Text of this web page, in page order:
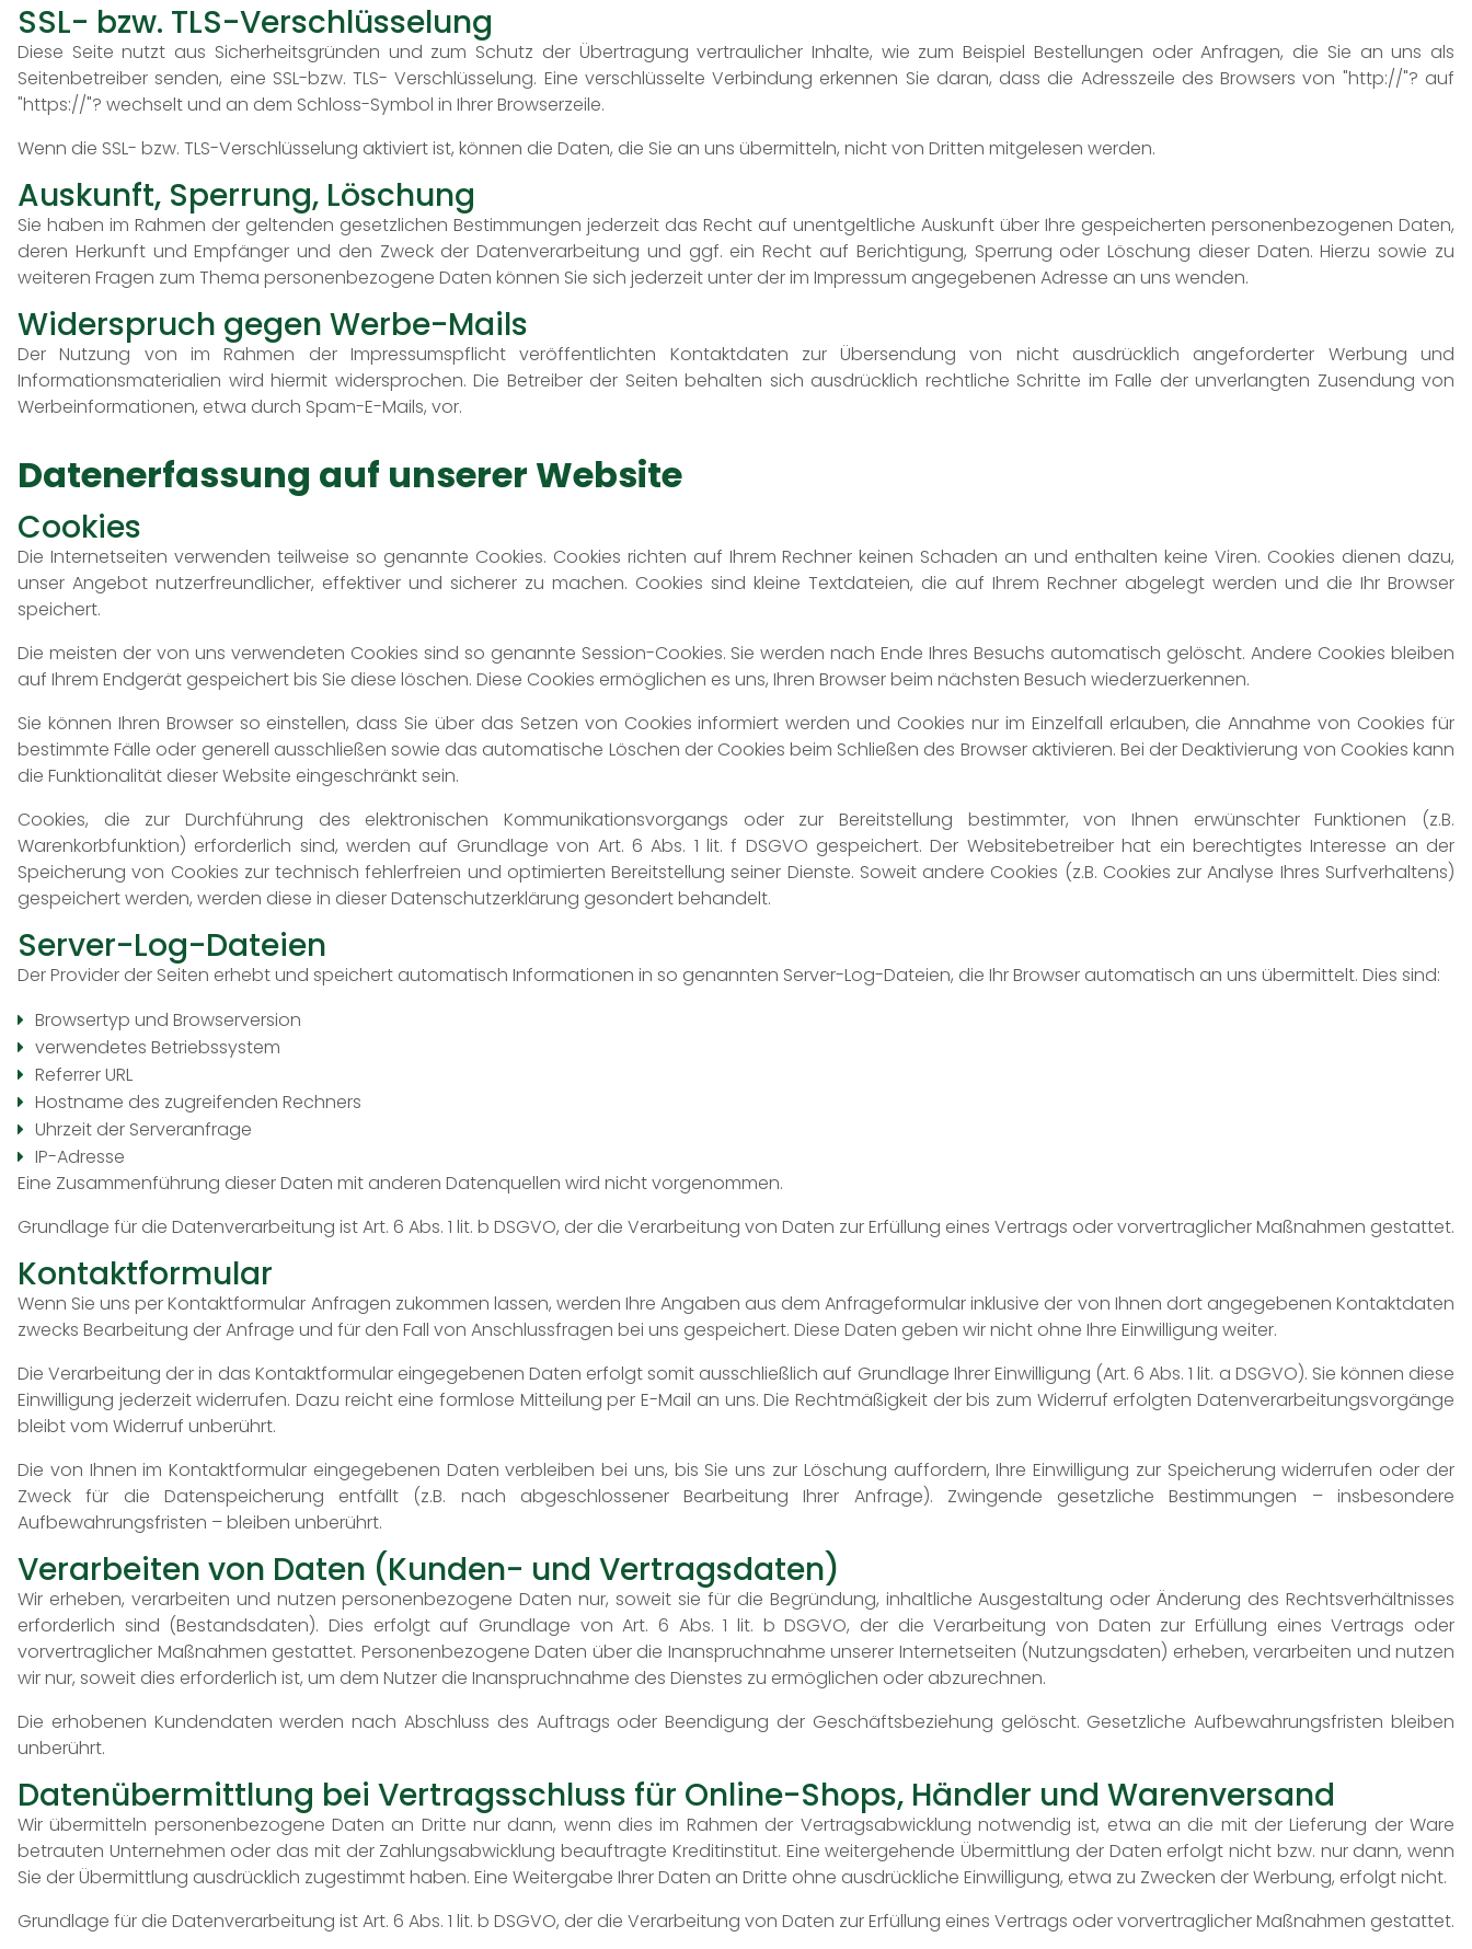
SSL- bzw. TLS-Verschlüsselung
Diese Seite nutzt aus Sicherheitsgründen und zum Schutz der Übertragung vertraulicher Inhalte, wie zum Beispiel Bestellungen oder Anfragen, die Sie an uns als
Seitenbetreiber senden, eine SSL-bzw. TLS- Verschlüsselung. Eine verschlüsselte Verbindung erkennen Sie daran, dass die Adresszeile des Browsers von "http://"? auf
"https://"? wechselt und an dem Schloss-Symbol in Ihrer Browserzeile.
Wenn die SSL- bzw. TLS-Verschlüsselung aktiviert ist, können die Daten, die Sie an uns übermitteln, nicht von Dritten mitgelesen werden.
Auskunft, Sperrung, Löschung
Sie haben im Rahmen der geltenden gesetzlichen Bestimmungen jederzeit das Recht auf unentgeltliche Auskunft über Ihre gespeicherten personenbezogenen Daten,
deren Herkunft und Empfänger und den Zweck der Datenverarbeitung und ggf. ein Recht auf Berichtigung, Sperrung oder Löschung dieser Daten. Hierzu sowie zu
weiteren Fragen zum Thema personenbezogene Daten können Sie sich jederzeit unter der im Impressum angegebenen Adresse an uns wenden.
Widerspruch gegen Werbe-Mails
Der Nutzung von im Rahmen der Impressumspflicht veröffentlichten Kontaktdaten zur Übersendung von nicht ausdrücklich angeforderter Werbung und
Informationsmaterialien wird hiermit widersprochen. Die Betreiber der Seiten behalten sich ausdrücklich rechtliche Schritte im Falle der unverlangten Zusendung von
Werbeinformationen, etwa durch Spam-E-Mails, vor.
Datenerfassung auf unserer Website
Cookies
Die Internetseiten verwenden teilweise so genannte Cookies. Cookies richten auf Ihrem Rechner keinen Schaden an und enthalten keine Viren. Cookies dienen dazu,
unser Angebot nutzerfreundlicher, effektiver und sicherer zu machen. Cookies sind kleine Textdateien, die auf Ihrem Rechner abgelegt werden und die Ihr Browser
speichert.
Die meisten der von uns verwendeten Cookies sind so genannte Session-Cookies. Sie werden nach Ende Ihres Besuchs automatisch gelöscht. Andere Cookies bleiben
auf Ihrem Endgerät gespeichert bis Sie diese löschen. Diese Cookies ermöglichen es uns, Ihren Browser beim nächsten Besuch wiederzuerkennen.
Sie können Ihren Browser so einstellen, dass Sie über das Setzen von Cookies informiert werden und Cookies nur im Einzelfall erlauben, die Annahme von Cookies für
bestimmte Fälle oder generell ausschließen sowie das automatische Löschen der Cookies beim Schließen des Browser aktivieren. Bei der Deaktivierung von Cookies kann
die Funktionalität dieser Website eingeschränkt sein.
Cookies, die zur Durchführung des elektronischen Kommunikationsvorgangs oder zur Bereitstellung bestimmter, von Ihnen erwünschter Funktionen (z.B.
Warenkorbfunktion) erforderlich sind, werden auf Grundlage von Art. 6 Abs. 1 lit. f DSGVO gespeichert. Der Websitebetreiber hat ein berechtigtes Interesse an der
Speicherung von Cookies zur technisch fehlerfreien und optimierten Bereitstellung seiner Dienste. Soweit andere Cookies (z.B. Cookies zur Analyse Ihres Surfverhaltens)
gespeichert werden, werden diese in dieser Datenschutzerklärung gesondert behandelt.
Server-Log-Dateien
Der Provider der Seiten erhebt und speichert automatisch Informationen in so genannten Server-Log-Dateien, die Ihr Browser automatisch an uns übermittelt. Dies sind:
Browsertyp und Browserversion
verwendetes Betriebssystem
Referrer URL
Hostname des zugreifenden Rechners
Uhrzeit der Serveranfrage
IP-Adresse
Eine Zusammenführung dieser Daten mit anderen Datenquellen wird nicht vorgenommen.
Grundlage für die Datenverarbeitung ist Art. 6 Abs. 1 lit. b DSGVO, der die Verarbeitung von Daten zur Erfüllung eines Vertrags oder vorvertraglicher Maßnahmen gestattet.
Kontaktformular
Wenn Sie uns per Kontaktformular Anfragen zukommen lassen, werden Ihre Angaben aus dem Anfrageformular inklusive der von Ihnen dort angegebenen Kontaktdaten
zwecks Bearbeitung der Anfrage und für den Fall von Anschlussfragen bei uns gespeichert. Diese Daten geben wir nicht ohne Ihre Einwilligung weiter.
Die Verarbeitung der in das Kontaktformular eingegebenen Daten erfolgt somit ausschließlich auf Grundlage Ihrer Einwilligung (Art. 6 Abs. 1 lit. a DSGVO). Sie können diese
Einwilligung jederzeit widerrufen. Dazu reicht eine formlose Mitteilung per E-Mail an uns. Die Rechtmäßigkeit der bis zum Widerruf erfolgten Datenverarbeitungsvorgänge
bleibt vom Widerruf unberührt.
Die von Ihnen im Kontaktformular eingegebenen Daten verbleiben bei uns, bis Sie uns zur Löschung auffordern, Ihre Einwilligung zur Speicherung widerrufen oder der
Zweck für die Datenspeicherung entfällt (z.B. nach abgeschlossener Bearbeitung Ihrer Anfrage). Zwingende gesetzliche Bestimmungen – insbesondere
Aufbewahrungsfristen – bleiben unberührt.
Verarbeiten von Daten (Kunden- und Vertragsdaten)
Wir erheben, verarbeiten und nutzen personenbezogene Daten nur, soweit sie für die Begründung, inhaltliche Ausgestaltung oder Änderung des Rechtsverhältnisses
erforderlich sind (Bestandsdaten). Dies erfolgt auf Grundlage von Art. 6 Abs. 1 lit. b DSGVO, der die Verarbeitung von Daten zur Erfüllung eines Vertrags oder
vorvertraglicher Maßnahmen gestattet. Personenbezogene Daten über die Inanspruchnahme unserer Internetseiten (Nutzungsdaten) erheben, verarbeiten und nutzen
wir nur, soweit dies erforderlich ist, um dem Nutzer die Inanspruchnahme des Dienstes zu ermöglichen oder abzurechnen.
Die erhobenen Kundendaten werden nach Abschluss des Auftrags oder Beendigung der Geschäftsbeziehung gelöscht. Gesetzliche Aufbewahrungsfristen bleiben
unberührt.
Datenübermittlung bei Vertragsschluss für Online-Shops, Händler und Warenversand
Wir übermitteln personenbezogene Daten an Dritte nur dann, wenn dies im Rahmen der Vertragsabwicklung notwendig ist, etwa an die mit der Lieferung der Ware
betrauten Unternehmen oder das mit der Zahlungsabwicklung beauftragte Kreditinstitut. Eine weitergehende Übermittlung der Daten erfolgt nicht bzw. nur dann, wenn
Sie der Übermittlung ausdrücklich zugestimmt haben. Eine Weitergabe Ihrer Daten an Dritte ohne ausdrückliche Einwilligung, etwa zu Zwecken der Werbung, erfolgt nicht.
Grundlage für die Datenverarbeitung ist Art. 6 Abs. 1 lit. b DSGVO, der die Verarbeitung von Daten zur Erfüllung eines Vertrags oder vorvertraglicher Maßnahmen gestattet.